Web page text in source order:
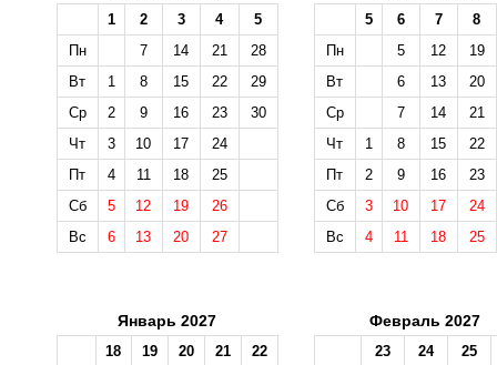
1 2 3 4
5
Пн
7 14 21
28
Вт
1 8 15 22
29
Ср
2 9 16 23
30
Чт
3 10 17
24
Пт
4 11 18
25
Сб
5 12 19
26
Вс
6 13 20 27
5 6 7
8
Пн
5 12
19
Вт
6 13
20
Ср
7 14
21
Чт
1 8 15
22
Пт
2 9 16
23
Сб
3 10 17
24
Вс
4 11 18 25
Январь 2027
18 19 20 21
22
Февраль 2027
23 24
25